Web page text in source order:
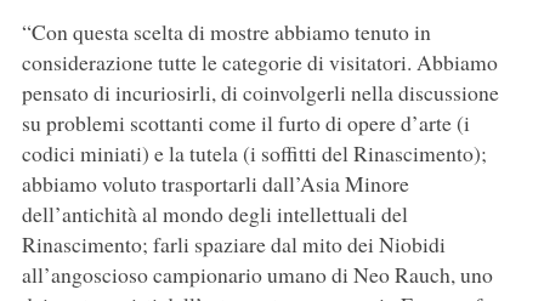
“Con questa scelta di mostre abbiamo tenuto in
considerazione tutte le categorie di visitatori. Abbiamo
pensato di incuriosirli, di coinvolgerli nella discussione
su problemi scottanti come il furto di opere d’arte (i
codici miniati) e la tutela (i soffitti del Rinascimento);
abbiamo voluto trasportarli dall’Asia Minore
dell’antichità al mondo degli intellettuali del
Rinascimento; farli spaziare dal mito dei Niobidi
all’angoscioso campionario umano di Neo Rauch, uno